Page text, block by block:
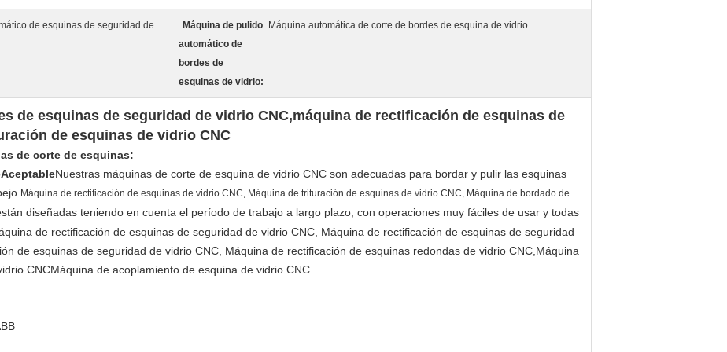
de esquinas de seguridad de
Máquina de pulido
automático de
bordes de
esquinas de vidrio:
Máquina automática de corte de bordes de esquina de vidrio
de esquinas de seguridad de vidrio CNC,máquina de rectificación de esquinas de
de esquinas de vidrio CNC
de corte de esquinas:
AceptableNuestras máquinas de corte de esquina de vidrio CNC son adecuadas para bordar y pulir las esquinas
Máquina de rectificación de esquinas de vidrio CNC, Máquina de trituración de esquinas de vidrio CNC, Máquina de bordado de
diseñadas teniendo en cuenta el período de trabajo a largo plazo, con operaciones muy fáciles de usar y todas
de rectificación de esquinas de seguridad de vidrio CNC, Máquina de rectificación de esquinas de seguridad
de esquinas de seguridad de vidrio CNC, Máquina de rectificación de esquinas redondas de vidrio CNC,Máquina
CNCMáquina de acoplamiento de esquina de vidrio CNC.